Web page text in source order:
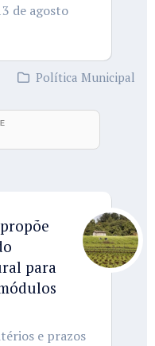
de agosto
Política Municipal
para
e prazos